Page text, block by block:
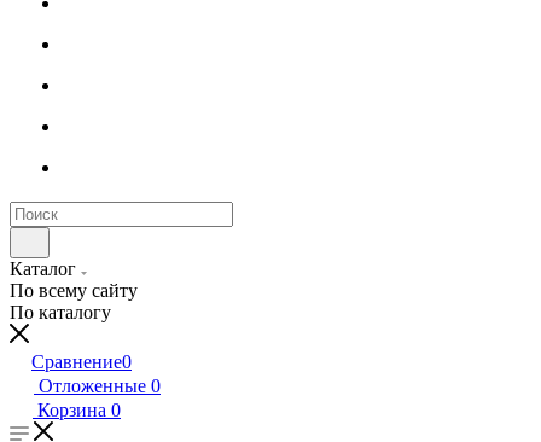
Каталог
По всему сайту
По каталогу
Сравнение0
Отложенные 0
Корзина 0